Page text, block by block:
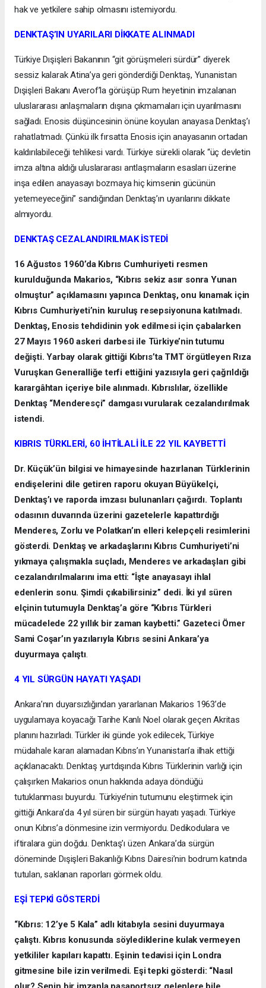
hak ve yetkilere sahip olmasını istemiyordu.
DENKTAŞ’IN UYARILARI DİKKATE ALINMADI
Türkiye Dışişleri Bakanının “git görüşmeleri sürdür” diyerek
sessiz kalarak Atina’ya geri gönderdiği Denktaş, Yunanistan
Dışişleri Bakanı Averof’la görüşüp Rum heyetinin imzalanan
uluslararası anlaşmaların dışına çıkmamaları için uyarılmasını
sağladı. Enosis düşüncesinin önüne koyulan anayasa Denktaş’ı
rahatlatmadı. Çünkü ilk fırsatta Enosis için anayasanın ortadan
kaldırılabileceği tehlikesi vardı. Türkiye sürekli olarak “üç devletin
imza altına aldığı uluslararası antlaşmaların esasları üzerine
inşa edilen anayasayı bozmaya hiç kimsenin gücünün
yetemeyeceğini” sandığından Denktaş’ın uyarılarını dikkate
almıyordu.
DENKTAŞ CEZALANDIRILMAK İSTEDİ
16 Ağustos 1960’da Kıbrıs Cumhuriyeti resmen
kurulduğunda Makarios, “Kıbrıs sekiz asır sonra Yunan
olmuştur” açıklamasını yapınca Denktaş, onu kınamak için
Kıbrıs Cumhuriyeti’nin kuruluş resepsiyonuna katılmadı.
Denktaş, Enosis tehdidinin yok edilmesi için çabalarken
27 Mayıs 1960 askeri darbesi ile Türkiye’nin tutumu
değişti. Yarbay olarak gittiği Kıbrıs’ta TMT örgütleyen Rıza
Vuruşkan Generalliğe terfi ettiğini yazısıyla geri çağrıldığı
karargâhtan içeriye bile alınmadı. Kıbrıslılar, özellikle
Denktaş “Menderesçi” damgası vurularak cezalandırılmak
istendi.
KIBRIS TÜRKLERİ, 60 İHTİLALİ İLE 22 YIL KAYBETTİ
Dr. Küçük’ün bilgisi ve himayesinde hazırlanan Türklerinin
endişelerini dile getiren raporu okuyan Büyükelçi,
Denktaş’ı ve raporda imzası bulunanları çağırdı. Toplantı
odasının duvarında üzerini gazetelerle kapattırdığı
Menderes, Zorlu ve Polatkan’ın elleri kelepçeli resimlerini
gösterdi. Denktaş ve arkadaşlarını Kıbrıs Cumhuriyeti’ni
yıkmaya çalışmakla suçladı, Menderes ve arkadaşları gibi
cezalandırılmalarını ima etti: “İşte anayasayı ihlal
edenlerin sonu. Şimdi çıkabilirsiniz” dedi. İki yıl süren
elçinin tutumuyla Denktaş’a göre “Kıbrıs Türkleri
mücadelede 22 yıllık bir zaman kaybetti.” Gazeteci Ömer
Sami Coşar’ın yazılarıyla Kıbrıs sesini Ankara’ya
duyurmaya çalıştı.
4 YIL SÜRGÜN HAYATI YAŞADI
Ankara’nın duyarsızlığından yararlanan Makarios 1963’de
uygulamaya koyacağı Tarihe Kanlı Noel olarak geçen Akritas
planını hazırladı. Türkler iki günde yok edilecek, Türkiye
müdahale kararı alamadan Kıbrıs’ın Yunanistan’a ilhak ettiği
açıklanacaktı. Denktaş yurtdışında Kıbrıs Türklerinin varlığı için
çalışırken Makarios onun hakkında adaya döndüğü
tutuklanması buyurdu. Türkiye’nin tutumunu eleştirmek için
gittiği Ankara’da 4 yıl süren bir sürgün hayatı yaşadı. Türkiye
onun Kıbrıs’a dönmesine izin vermiyordu. Dedikodulara ve
iftiralara gün doğdu. Denktaş’ı üzen Ankara’da sürgün
döneminde Dışişleri Bakanlığı Kıbrıs Dairesi’nin bodrum katında
tutulan, saklanan raporları görmek oldu.
EŞİ TEPKİ GÖSTERDİ
“Kıbrıs: 12’ye 5 Kala” adlı kitabıyla sesini duyurmaya
çalıştı. Kıbrıs konusunda söylediklerine kulak vermeyen
yetkililer kapıları kapattı. Eşinin tedavisi için Londra
gitmesine bile izin verilmedi. Eşi tepki gösterdi: “Nasıl